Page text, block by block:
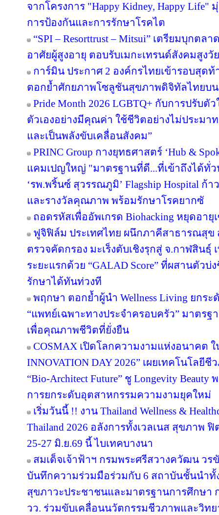
จากโครงการ "Happy Kidney, Happy
การป้องกันและการรักษาโรคไต
“SPI – Resorttrust – Mitsui” เตรียมบุกต
อาศัยผู้สูงอายุ ตอบรับเมกะเทรนด์สังคมสูงวัย
การ์มิน ประกาศ 2 องค์กรไทยเข้ารอบสุดท้า
ตอกย้ำศักยภาพโซลูชันสุขภาพดิจิทัลไทยบ
Pride Month 2026 LGBTQ+ กับการปรับตั
ตัวเองอย่างมีคุณค่า ใช้ชีวิตอย่างไม่ประมา
และเป็นพลังขับเคลื่อนสังคม”
PRINC Group กางยุทธศาสตร์ ‘Hub &
แคมเปญใหญ่ "มาตรฐานที่ดี...ที่เข้าถึงได้ทั่ว
‘รพ.พริ้นซ์ สุวรรณภูมิ’ Flagship Hospital ก้
และรางวัลคุณภาพ พร้อมรักษาโรคยากซั
ถอดรหัสเพื่ออัพเกรด Biohacking หยุดอา
ฟูจิฟิล์ม ประเทศไทย ผนึกภาคีสาธารณสุข
ตรวจคัดกรอง มะเร็งตับเชิงรุกสู่ จ.กาฬสินธุ์
ระยะแรกด้วย “GALAD Score” ที่ผสานตัวบ่
รักษาได้ทันท่วงที
พฤกษา ตอกย้ำผู้นำ Wellness Living ยกระ
“แพทย์เฉพาะทางประจำครอบครัว” มาตร
เพื่อคุณภาพชีวิตที่ยั่งยืน
COSMAX เปิดโลกความงามแห่งอนาคต ใ
INNOVATION DAY 2026” เผยเทคโนโล
“Bio-Architect Future” ชู Longevity
การยกระดับอุตสาหกรรมความงามยุคใหม่
เริ่มวันนี้ !! งาน Thailand Wellness &
Thailand 2026 อลังการทั้งเวลเนส สุขภาพ
25-27 มิ.ย.69 นี้ ไบเทคบางนา
สมเด็จเจ้าฟ้าฯ กรมพระศรีสวางควัฒน ว
บันทึกความร่วมมือร่วมกับ 6 สถาบันชั้นนำทั้
สุขภาวะประชาชนและมาตรฐานการศึกษา
วว. ร่วมขับเคลื่อนนวัตกรรมชีวภาพและวิท